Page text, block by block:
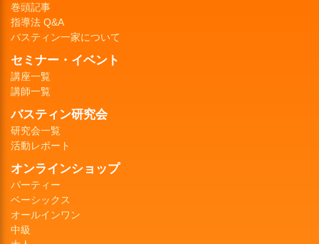
巻頭記事
指導法 Q&A
バスティン一家について
セミナー・イベント
講座一覧
講師一覧
バスティン研究会
研究会一覧
活動レポート
オンラインショップ
パーティー
ベーシックス
オールインワン
中級